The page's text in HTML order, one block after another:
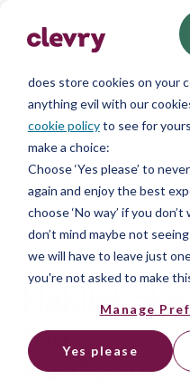
We know right? These
ruin your visit, so we’ll
does store cookies on your
anything evil with our
cookie policyto see for
make a choice:
Choose ‘Yes please’ to
again and enjoy the best
choose ‘No way’ if you
don’t mind maybe not
we will have to leave just
you're not asked to make
Manage
Yes please
Home»Blog»
rekrytoinnin
Hakijakoke
mus
kuntoon